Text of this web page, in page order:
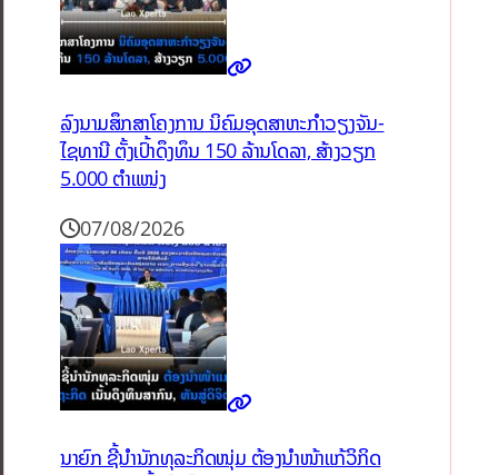
ລົງນາມສຶກສາໂຄງການ ນິຄົມອຸດສາຫະກຳວຽງຈັນ-
ໄຊທານີ ຕັ້ງເປົ້າດຶງທຶນ 150 ລ້ານໂດລາ, ສ້າງວຽກ
5.000 ຕຳແໜ່ງ
07/08/2026
ນາຍົກ ຊີ້ນຳນັກທຸລະກິດໜຸ່ມ ຕ້ອງນຳໜ້າແກ້ວິກິດ